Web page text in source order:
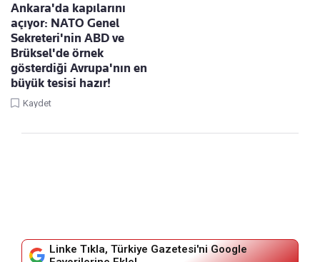
Ankara'da kapılarını
açıyor: NATO Genel
Sekreteri'nin ABD ve
Brüksel'de örnek
gösterdiği Avrupa'nın en
büyük tesisi hazır!
Kaydet
Linke Tıkla, Türkiye Gazetesi'ni Google